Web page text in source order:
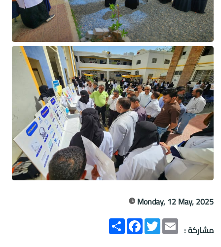
Monday, 12 May, 2025
مشاركة :
انشر
FacebookTwitter Email